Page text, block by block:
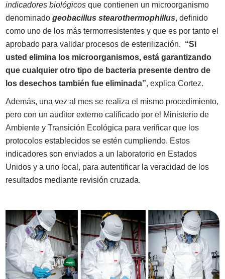
indicadores biológicosque contienen un microorganismo
denominadogeobacillus stearothermophillus, definido
como uno de los más termorresistentes y que es por tanto el
aprobado para validar procesos de esterilización. “Si
usted elimina los microorganismos, está garantizando
que cualquier otro tipo de bacteria presente dentro de
los desechos también fue eliminada”, explica Cortez.
Además, una vez al mes se realiza el mismo procedimiento,
pero con un auditor externo calificado por el Ministerio de
Ambiente y Transición Ecológica para verificar que los
protocolos establecidos se estén cumpliendo. Estos
indicadores son enviados a un laboratorio en Estados
Unidos y a uno local, para autentificar la veracidad de los
resultados mediante revisión cruzada.